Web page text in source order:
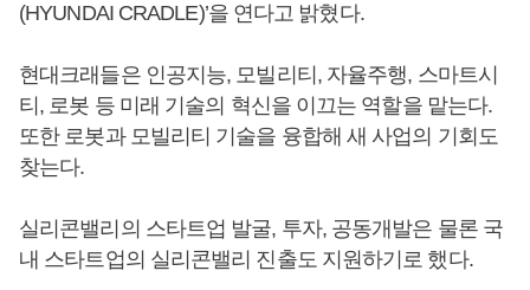
(HYUNDAI CRADLE)’을 연다고 밝혔다.
현대크래들은 인공지능, 모빌리티, 자율주행, 스마트시
티, 로봇 등 미래 기술의 혁신을 이끄는 역할을 맡는다.
또한 로봇과 모빌리티 기술을 융합해 새 사업의 기회도
찾는다.
실리콘밸리의 스타트업 발굴, 투자, 공동개발은 물론 국
내 스타트업의 실리콘밸리 진출도 지원하기로 했다.